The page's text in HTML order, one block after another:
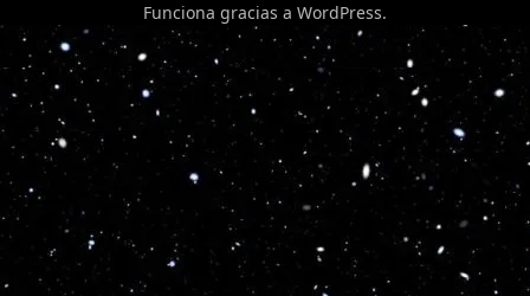
Funciona gracias a WordPress.